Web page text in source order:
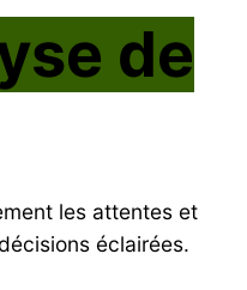
de
les attentes et
éclairées.